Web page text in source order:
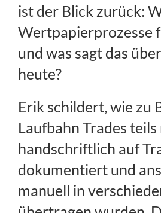
ist der Blick zurück:
Wertpapierprozesse
und was sagt das
heute?
Erik schildert, wie zu
Laufbahn Trades teils
handschriftlich auf
dokumentiert und
manuell in